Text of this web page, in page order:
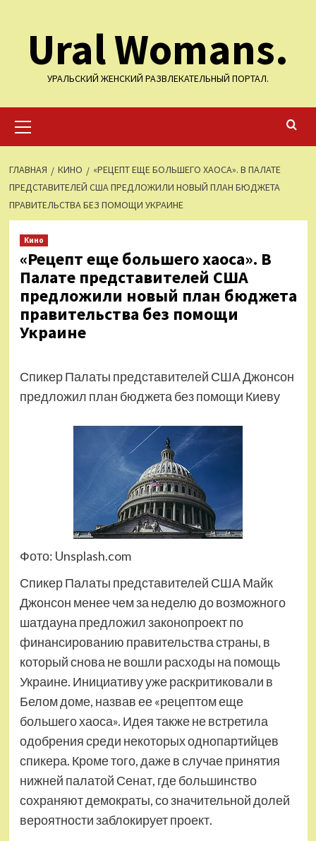
содержимому
Ural Womans.
УРАЛЬСКИЙ ЖЕНСКИЙ РАЗВЛЕКАТЕЛЬНЫЙ ПОРТАЛ.
меню
ГЛАВНАЯ КИНО
«РЕЦЕПТ ЕЩЕ БОЛЬШЕГО ХАОСА». В ПАЛАТЕ
ПРЕДСТАВИТЕЛЕЙ США ПРЕДЛОЖИЛИ НОВЫЙ ПЛАН БЮДЖЕТА
ПРАВИТЕЛЬСТВА БЕЗ ПОМОЩИ УКРАИНЕ
Кино
«Рецепт еще большего хаоса». В
Палате представителей США
предложили новый план бюджета
правительства без помощи
Украине
Спикер Палаты представителей США Джонсон
предложил план бюджета без помощи Киеву
Фото: Unsplash.com
Спикер Палаты представителей США Майк
Джонсон менее чем за неделю до возможного
шатдауна предложил законопроект по
финансированию правительства страны, в
который снова не вошли расходы на помощь
Украине. Инициативу уже раскритиковали в
Белом доме, назвав ее «рецептом еще
большего хаоса». Идея также не встретила
одобрения среди некоторых однопартийцев
спикера. Кроме того, даже в случае принятия
нижней палатой Сенат, где большинство
сохраняют демократы, со значительной долей
вероятности заблокирует проект.